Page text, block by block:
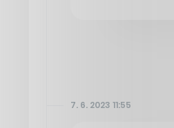
7. 6. 2023 11:55